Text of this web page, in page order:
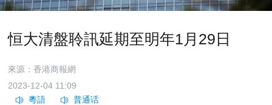
恒大清盤聆訊延期至明年1月29日
來源：香港商報網
2023-12-04 11:09